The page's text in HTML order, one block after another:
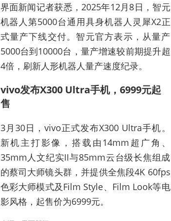
界面新闻记者获悉，2025年12月8日，智元
机器人第5000台通用具身机器人灵犀X2正
式量产下线交付。智元官方表示，从量产
5000台到10000台，量产增速较前期提升超
4倍，刷新人形机器人量产速度纪录。
vivo发布X300 Ultra手机，6999元起
售
3月30日，vivo正式发布X300 Ultra手机。
新机主打影像，搭载由14mm超广角、
35mm人文纪实II与85mm云台级长焦组成
的蔡司大师镜头群，并提供全焦段4K 60fps
色彩大师模式及Film Style、Film Look等电
影风格，起售价为6999元。